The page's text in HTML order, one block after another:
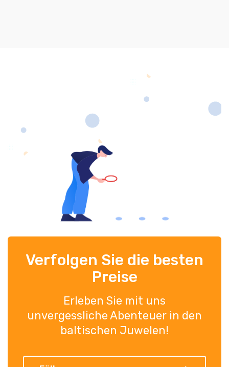
Verfolgen Sie die besten
Preise
Erleben Sie mit uns
unvergessliche Abenteuer in den
baltischen Juwelen!